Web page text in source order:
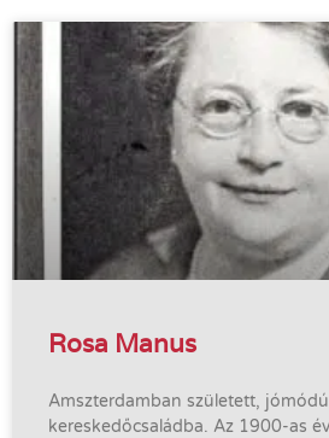
Rosa Manus
Amszterdamban született, jómódú
kereskedőcsaládba. Az 1900-as